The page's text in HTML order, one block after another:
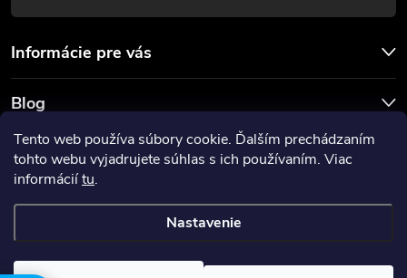
Tento web používa súbory cookie. Ďalším prechádzaním
tohto webu vyjadrujete súhlas s ich používaním. Viac
informáciítu.
Nastavenie
Informácie pre vás
Blog
Prijímame online platby
Rozlomitysport. Všetky práva vyhradené.